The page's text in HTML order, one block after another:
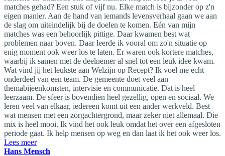
matches gehad? Een stuk of vijf nu. Elke match is bijzonder op z'n
eigen manier. Aan de hand van iemands levensverhaal gaan we aan
de slag om uiteindelijk bij de doelen te komen. Eén van mijn
matches was een behoorlijk pittige. Daar kwamen best wat
problemen naar boven. Daar leerde ik vooral om zo'n situatie op
enig moment ook weer los te laten. Er waren ook kortere matches,
waarbij ik samen met de deelnemer al snel tot een leuk idee kwam.
Wat vind jij het leukste aan Welzijn op Recept? Ik voel me echt
onderdeel van een team. De gemeente doet veel aan
themabijeenkomsten, intervisie en communicatie. Dat is heel
leerzaam. De sfeer is bovendien heel gezellig, open en sociaal. We
leren veel van elkaar, iedereen komt uit een ander werkveld. Best
wat mensen met een zorgachtergrond, maar zeker niet allemaal. Die
mix is heel mooi. Ik vind het ook leuk omdat het over een afgesloten
periode gaat. Ik help mensen op weg en dan laat ik het ook weer los.
Lees meer
Hans Mensch